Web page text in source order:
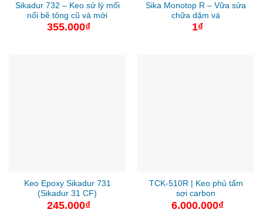
Sikadur 732 – Keo sử lý mối
nối bê tông cũ và mới
355.000₫
Sika Monotop R – Vữa sửa
chữa dặm vá
1₫
Keo Epoxy Sikadur 731
(Sikadur 31 CF)
245.000₫
TCK-510R | Keo phủ tấm
sợi carbon
6.000.000₫